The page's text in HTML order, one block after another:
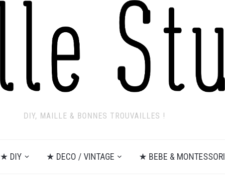
DIY, MAILLE & BONNES TROUVAILLES !
★ DIY ★ DECO / VINTAGE ★ BEBE & MONTESSORI